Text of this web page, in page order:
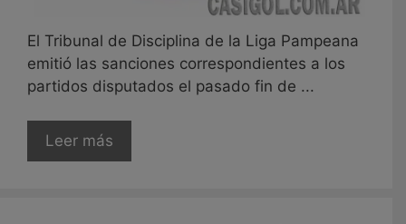
El Tribunal de Disciplina de la Liga Pampeana
emitió las sanciones correspondientes a los
partidos disputados el pasado fin de ...
Leer más